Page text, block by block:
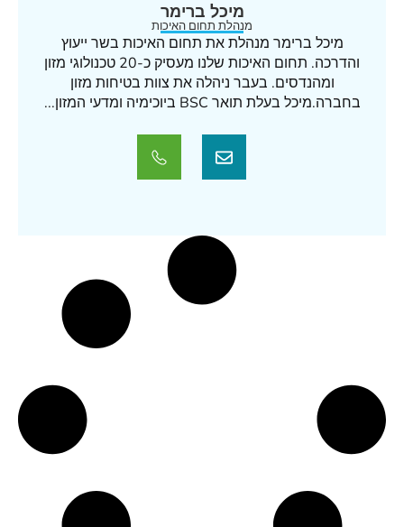
מיכל ברימר
מנהלת תחום האיכות
מיכל ברימר מנהלת את תחום האיכות בשר ייעוץ
והדרכה. תחום האיכות שלנו מעסיק כ-20 טכנולוגי מזון
ומהנדסים. בעבר ניהלה את צוות בטיחות מזון
בחברה.מיכל בעלת תואר BSC ביוכימיה ומדעי המזון...